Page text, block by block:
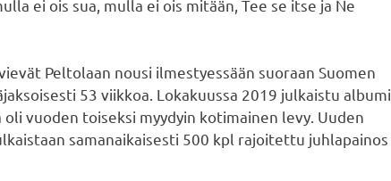
ei ois sua, mulla ei ois mitään, Tee se itse ja Ne
Peltolaan nousi ilmestyessään suoraan Suomen
53 viikkoa. Lokakuussa 2019 julkaistu albumi
vuoden toiseksi myydyin kotimainen levy. Uuden
samanaikaisesti 500 kpl rajoitettu juhlapainos